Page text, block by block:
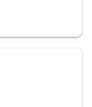
очень
установили